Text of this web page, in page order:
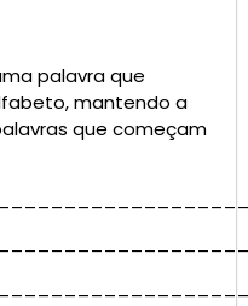
palavra que
mantendo a
que começam